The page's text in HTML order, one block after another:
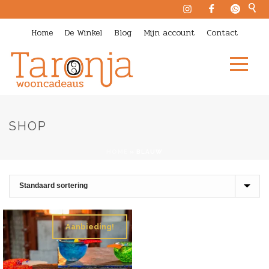
Home De Winkel Blog Mijn account Contact
SHOP
Aanbieding!